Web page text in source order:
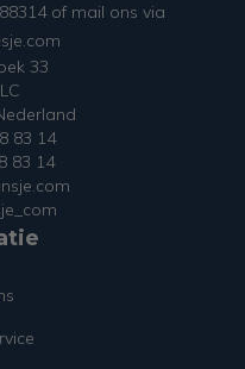
of mail ons via
33
83 14
83 14